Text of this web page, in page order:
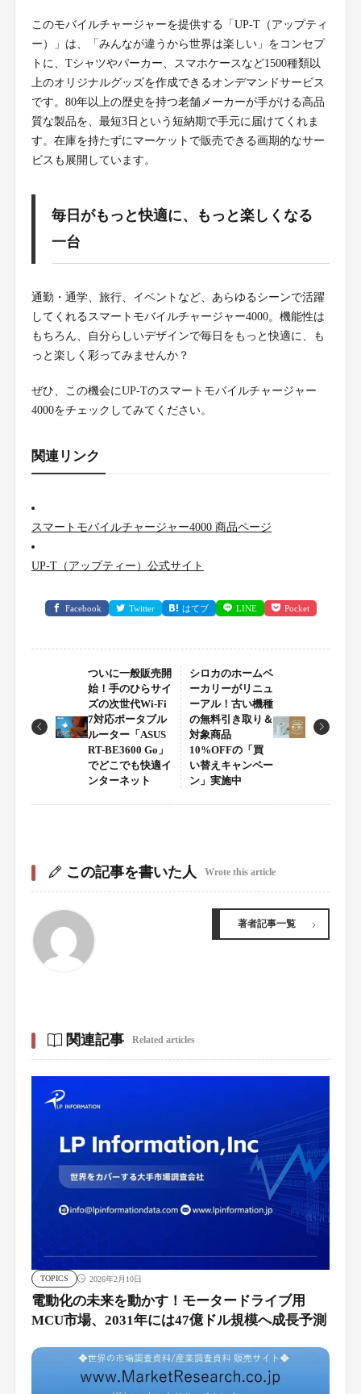
このモバイルチャージャーを提供する「UP-T（アップティ
ー）」は、「みんなが違うから世界は楽しい」をコンセプ
トに、Tシャツやパーカー、スマホケースなど1500種類以
上のオリジナルグッズを作成できるオンデマンドサービス
です。80年以上の歴史を持つ老舗メーカーが手がける高品
質な製品を、最短3日という短納期で手元に届けてくれま
す。在庫を持たずにマーケットで販売できる画期的なサー
ビスも展開しています。
毎日がもっと快適に、もっと楽しくなる
一台
通勤・通学、旅行、イベントなど、あらゆるシーンで活躍
してくれるスマートモバイルチャージャー4000。機能性は
もちろん、自分らしいデザインで毎日をもっと快適に、も
っと楽しく彩ってみませんか？
ぜひ、この機会にUP-Tのスマートモバイルチャージャー
4000をチェックしてみてください。
関連リンク
スマートモバイルチャージャー4000 商品ページ
UP-T（アップティー）公式サイト
Facebook Twitter はてブ LINE Pocket
ついに一般販売開
始！手のひらサイ
ズの次世代Wi-Fi
7対応ポータブル
ルーター「ASUS
RT-BE3600 Go」
でどこでも快適イ
ンターネット
シロカのホームベ
ーカリーがリニュ
ーアル！古い機種
の無料引き取り＆
対象商品
10%OFFの「買
い替えキャンペー
ン」実施中
この記事を書いた人 Wrote this article
著者記事一覧
関連記事 Related articles
TOPICS 2026年2月10日
電動化の未来を動かす！モータードライブ用
MCU市場、2031年には47億ドル規模へ成長予測